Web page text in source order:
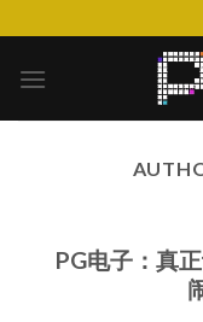
to
content
PG电子：真